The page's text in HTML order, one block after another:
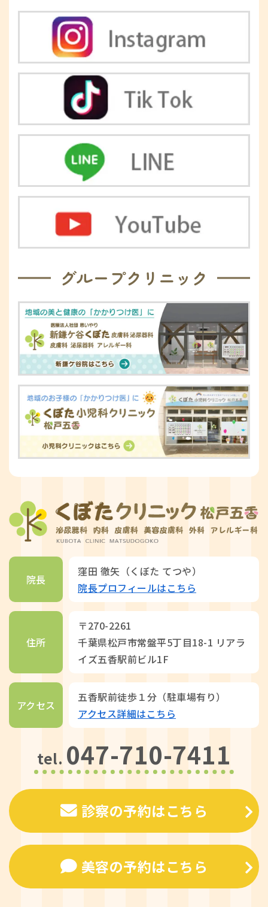
グループクリニック
院長
窪田 徹矢（くぼた てつや）
院長プロフィールはこちら
住所
〒270-2261
千葉県松戸市常盤平5丁目18-1 リアラ
イズ五香駅前ビル1F
アクセス
五香駅前徒歩１分（駐車場有り）
アクセス詳細はこちら
tel. 047-710-7411
診察の予約はこちら
美容の予約はこちら